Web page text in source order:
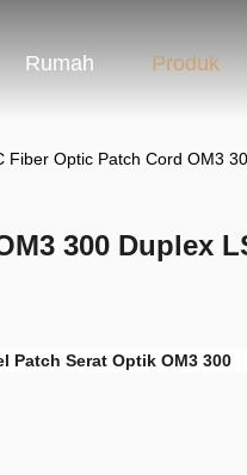
Rumah Produk
Fiber Optic Patch Cord OM3
300 Duplex
Patch Serat Optik OM3 300